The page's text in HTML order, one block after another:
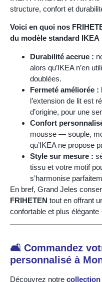
structure, confort et
Voici en quoi nos
du modèle standard IKEA
Durabilité accrue :
alors qu’IKEA n’en
doublées.
Fermeté améliorée :
l’extension de lit est
d’origine, pour une
Confort
mousse — souple,
qu’IKEA ne propose
Style sur mesure :
tissu et votre motif
s’harmonise
En bref, Grand Jeles
FRIHETEN tout en offrant
confortable et plus
🛋️ Commandez
personnalisé à
Découvrez notre collection